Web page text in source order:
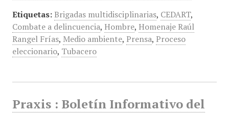
Etiquetas: Brigadas multidisciplinarias, CEDART,
Combate a delincuencia, Hombre, Homenaje Raúl
Rangel Frías, Medio ambiente, Prensa, Proceso
eleccionario, Tubacero
Praxis : Boletín Informativo del